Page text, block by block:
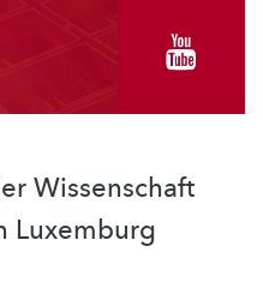
Wissenschaft
Luxemburg